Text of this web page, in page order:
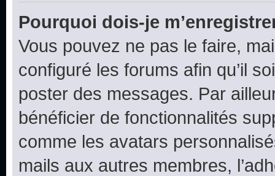
Pourquoi dois-je
Vous pouvez ne pas le faire,
configuré les forums afin qu’il
poster des messages. Par
bénéficier de fonctionnalités
comme les avatars
mails aux autres membres,